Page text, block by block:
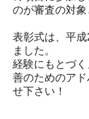
のが審査の対象
表彰式は、平
ました。
経験にもとづ
善のためのア
せ下さい！